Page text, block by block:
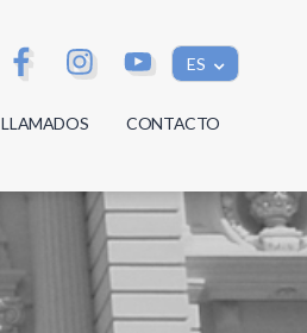
ES
LLAMADOS CONTACTO